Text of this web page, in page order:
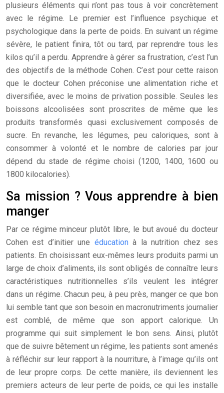
plusieurs éléments qui n’ont pas tous à voir concrètement
avec le régime. Le premier est l’influence psychique et
psychologique dans la perte de poids. En suivant un régime
sévère, le patient finira, tôt ou tard, par reprendre tous les
kilos qu’il a perdu. Apprendre à gérer sa frustration, c’est l’un
des objectifs de la méthode Cohen. C’est pour cette raison
que le docteur Cohen préconise une alimentation riche et
diversifiée, avec le moins de privation possible. Seules les
boissons alcoolisées sont proscrites de même que les
produits transformés quasi exclusivement composés de
sucre. En revanche, les légumes, peu caloriques, sont à
consommer à volonté et le nombre de calories par jour
dépend du stade de régime choisi (1200, 1400, 1600 ou
1800 kilocalories).
Sa mission ? Vous apprendre à bien
manger
Par ce régime minceur plutôt libre, le but avoué du docteur
Cohen est d’initier une éducationà la nutrition chez ses
patients. En choisissant eux-mêmes leurs produits parmi un
large de choix d’aliments, ils sont obligés de connaître leurs
caractéristiques nutritionnelles s’ils veulent les intégrer
dans un régime. Chacun peu, à peu près, manger ce que bon
lui semble tant que son besoin en macronutriments journalier
est comblé, de même que son apport calorique. Un
programme qui suit simplement le bon sens. Ainsi, plutôt
que de suivre bêtement un régime, les patients sont amenés
à réfléchir sur leur rapport à la nourriture, à l’image qu’ils ont
de leur propre corps. De cette manière, ils deviennent les
premiers acteurs de leur perte de poids, ce qui les installe